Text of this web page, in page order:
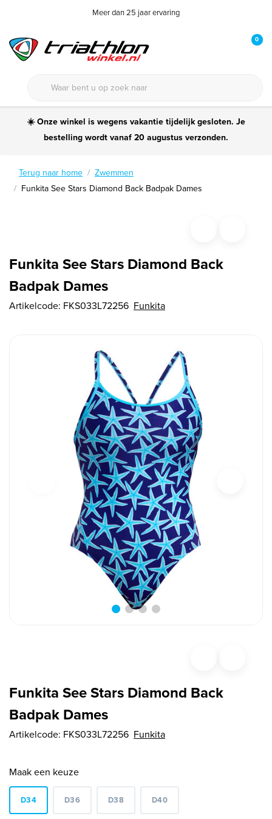
Meer dan 25 jaar ervaring
0
☀️ Onze winkel is wegens vakantie tijdelijk gesloten. Je
bestelling wordt vanaf 20 augustus verzonden.
Terug naar home
Zwemmen
Funkita See Stars Diamond Back Badpak Dames
Funkita See Stars Diamond Back
Badpak Dames
Artikelcode: FKS033L72256 Funkita
Funkita See Stars Diamond Back
Badpak Dames
Artikelcode: FKS033L72256 Funkita
Maak een keuze
D34 D36 D38 D40